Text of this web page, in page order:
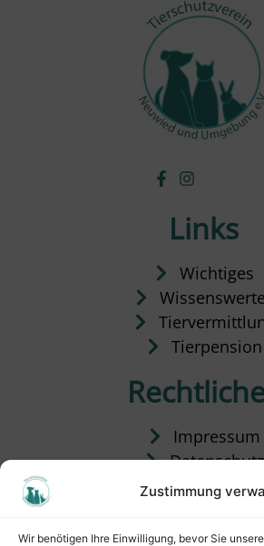
Zustimmung
Wir benötigen Ihre Einwilligung, bevor Sie
Links
Wichtiges
Tierpension
Impressum
Datenschutz
Satzung